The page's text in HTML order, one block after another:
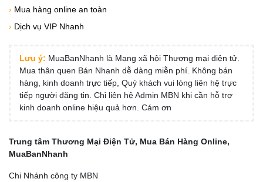
› Mua hàng online an toàn
› Dịch vụ VIP Nhanh
Lưu ý: MuaBanNhanh là Mạng xã hội Thương mại điện tử.
Mua thân quen Bán Nhanh dễ dàng miễn phí. Không bán
hàng, kinh doanh trực tiếp, Quý khách vui lòng liên hệ trực
tiếp người đăng tin. Chỉ liên hệ Admin MBN khi cần hỗ trợ
kinh doanh online hiệu quả hơn. Cám ơn
Trung tâm Thương Mại Điện Tử, Mua Bán Hàng Online,
MuaBanNhanh
Chi Nhánh công ty MBN